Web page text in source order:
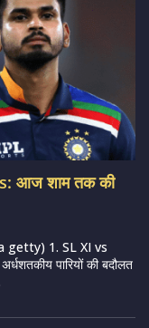
आज शाम तक की
getty) 1. SL XI vs
पारियों की बदौलत